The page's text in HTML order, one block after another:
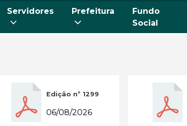
Servidores Prefeitura
Fundo
Social
Edição nº 1299
06/08/2026